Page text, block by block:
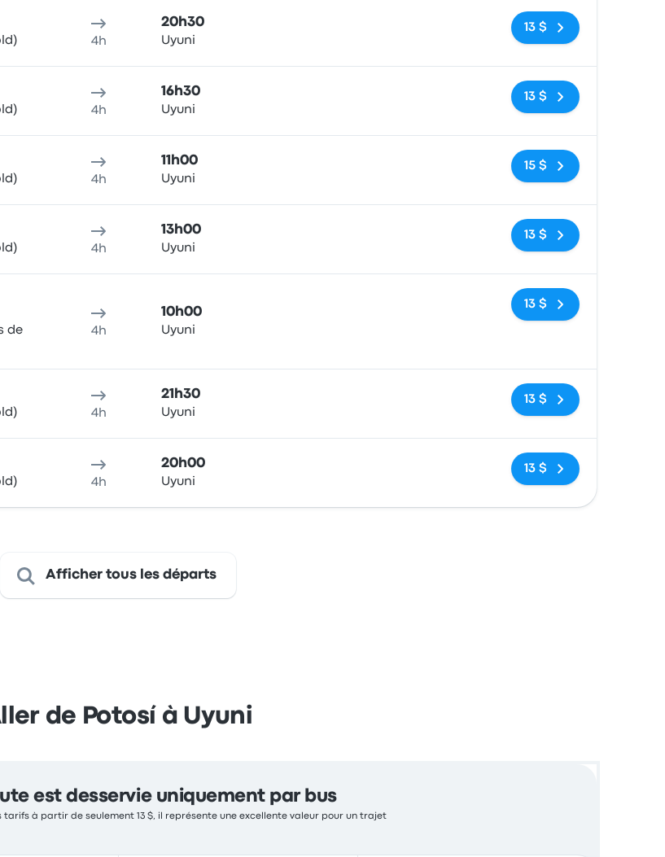
4h
20h30
Uyuni
Pas de balises
13 $
4h
16h30
Uyuni
Pas de balises
13 $
4h
11h00
Uyuni
Pas de balises
15 $
4h
13h00
Uyuni
Pas de balises
13 $
de
4h
10h00
Uyuni
Pas de balises
13 $
4h
21h30
Uyuni
Pas de balises
13 $
4h
20h00
Uyuni
Pas de balises
13 $
Afficher tous les départs
de Potosí à Uyuni
est desservie uniquement par bus
tarifs à partir de seulement 13 $, il représente une excellente valeur pour un trajet